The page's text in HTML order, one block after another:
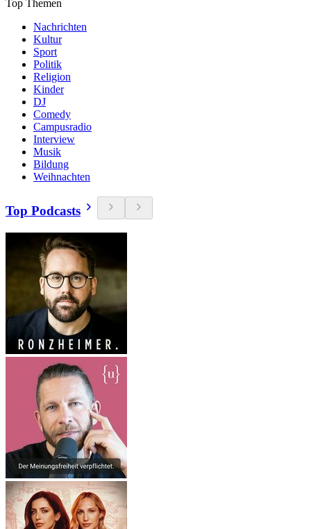
Top Themen
Nachrichten
Kultur
Sport
Politik
Religion
Kinder
DJ
Comedy
Campusradio
Interview
Musik
Bildung
Weihnachten
Top Podcasts